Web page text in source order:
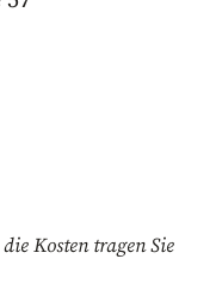
Kosten tragen Sie